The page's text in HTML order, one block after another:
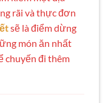
rãi và thực đơn
sẽ là điểm dừng
món ăn nhất
chuyến đi thêm